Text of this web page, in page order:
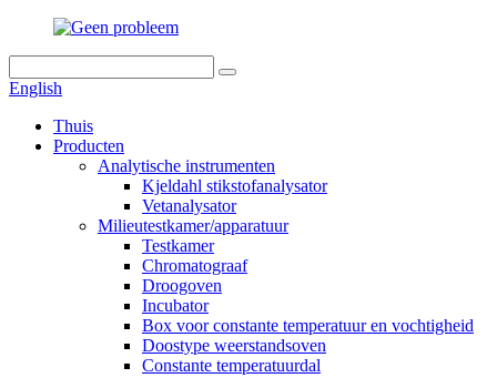
English
Thuis
Producten
Analytische instrumenten
Kjeldahl stikstofanalysator
Vetanalysator
Milieutestkamer/apparatuur
Testkamer
Chromatograaf
Droogoven
Incubator
Box voor constante temperatuur en vochtigheid
Doostype weerstandsoven
Constante temperatuurdal